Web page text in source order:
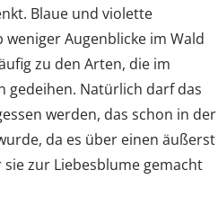
Blaue und violette
Augenblicke im Wald
zu den Arten, die im
gedeihen. Natürlich darf das
werden, das schon in der
da es über einen äußerst
zur Liebesblume gemacht